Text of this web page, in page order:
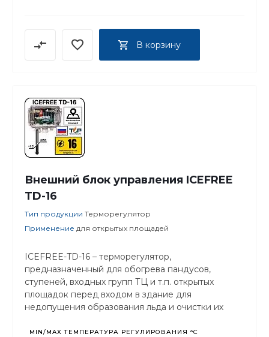
В корзину
Внешний блок управления ICEFREE
TD-16
Тип продукции Терморегулятор
Применение для открытых площадей
ICEFREE-TD-16 – терморегулятор,
предназначенный для обогрева пандусов,
ступеней, входных групп ТЦ и т.п. открытых
площадок перед входом в здание для
недопущения образования льда и очистки их
MIN/MAX ТЕМПЕРАТУРА РЕГУЛИРОВАНИЯ °С